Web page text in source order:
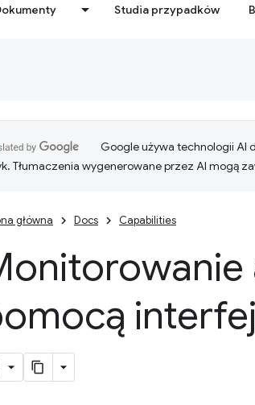
Studia przypadków
Google używa technologii AI
Tłumaczenia wygenerowane przez AI mogą
główna Docs Capabilities